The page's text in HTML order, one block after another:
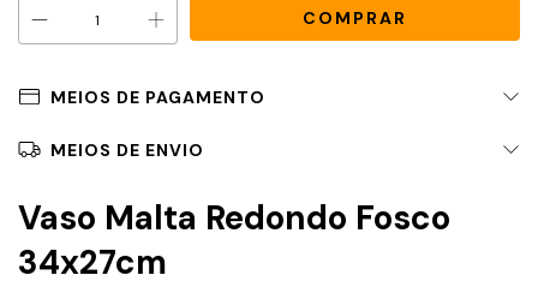
MEIOS DE PAGAMENTO
MEIOS DE ENVIO
Vaso Malta Redondo Fosco
34x27cm